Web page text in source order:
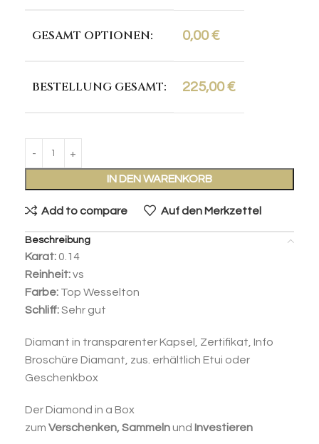
GESAMT OPTIONEN: 0,00€
BESTELLUNG GESAMT: 225,00€
IN DEN WARENKORB
Add to compare Auf den Merkzettel
Beschreibung
Karat: 0.14
Reinheit:vs
Farbe: Top Wesselton
Schliff:Sehr gut
Diamant in transparenter Kapsel, Zertifikat, Info
Broschüre Diamant, zus. erhältlich Etui oder
Geschenkbox
Der Diamond in a Box
zum Verschenken,Sammelnund Investieren